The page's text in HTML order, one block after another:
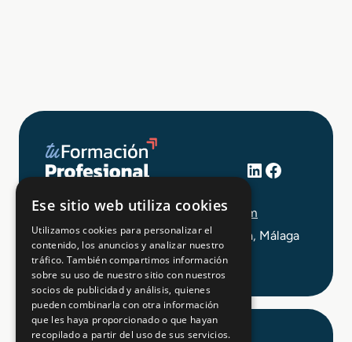
LinkedIn
Facebook
info@tuformacionprofesional.com
C/ Alameda Principal 21, 2ª Planta, Málaga
Ese sitio web utiliza cookies
Utilizamos cookies para personalizar el
contenido, los anuncios y analizar nuestro
tráfico. También compartimos información
sobre su uso de nuestro sitio con nuestros
socios de publicidad y análisis, quienes
pueden combinarla con otra información
que les haya proporcionado o que hayan
recopilado a partir del uso de sus servicios.